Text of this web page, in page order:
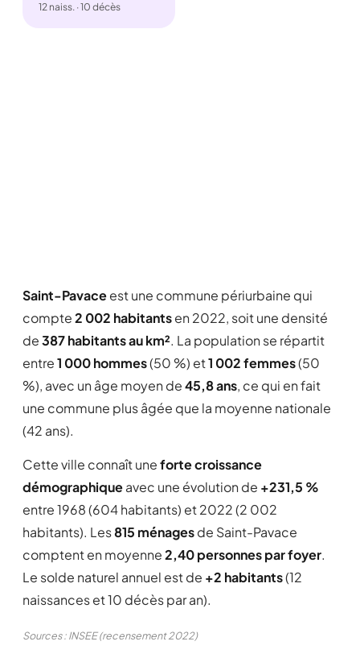
12 naiss. · 10 décès
Saint-Pavaceest une commune périurbaine qui
compte2 002 habitantsen 2022, soit une densité
de387 habitants au km². La population se répartit
entre1 000 hommes(50 %) et1 002 femmes(50
%), avec un âge moyen de45,8 ans, ce qui en fait
une commune plus âgée que la moyenne nationale
(42 ans).
Cette ville connaît uneforte croissance
démographiqueavec une évolution de +231,5 %
entre 1968 (604 habitants) et 2022 (2 002
habitants). Les815 ménagesde Saint-Pavace
comptent en moyenne2,40 personnes par foyer.
Le solde naturel annuel est de +2 habitants(12
naissances et 10 décès par an).
Sources : INSEE (recensement 2022)